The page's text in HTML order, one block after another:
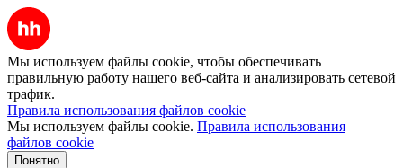
Мы используем файлы cookie, чтобы обеспечивать
правильную работу нашего веб-сайта и анализировать сетевой
трафик.
Правила использования файлов cookie
Мы используем файлы cookie. Правила использования
файлов cookie
Понятно